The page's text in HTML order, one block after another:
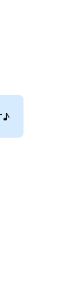
♪